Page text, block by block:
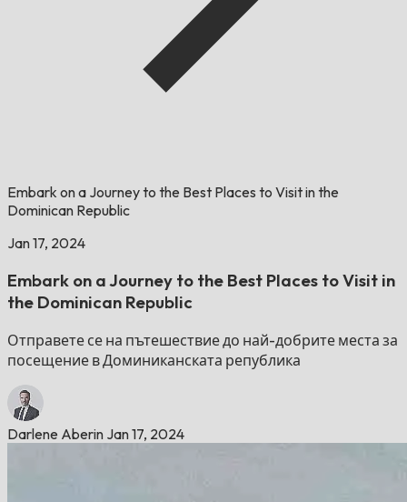
Embark on a Journey to the Best Places to Visit in the
Dominican Republic
Jan 17, 2024
Embark on a Journey to the Best Places to Visit in
the Dominican Republic
Отправете се на пътешествие до най-добрите места за
посещение в Доминиканската република
Darlene Aberin Jan 17, 2024